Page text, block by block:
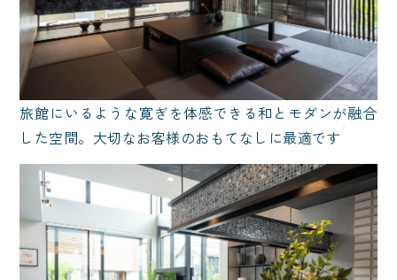
旅館にいるような寛ぎを体感できる和とモダンが融合
した空間。大切なお客様のおもてなしに最適です